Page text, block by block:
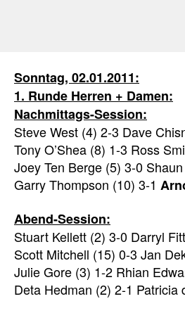
Sonntag, 02.01.2011:
1. Runde Herren + Damen:
Nachmittags-Session:
Steve West (4) 2-3 Dave
Tony O’Shea (8) 1-3 Ross
Joey Ten Berge (5) 3-0
Garry Thompson (10) 3-1
Abend-Session:
Stuart Kellett (2) 3-0 Darryl
Scott Mitchell (15) 0-3 Jan
Julie Gore (3) 1-2 Rhian
Deta Hedman (2) 2-1 Patricia